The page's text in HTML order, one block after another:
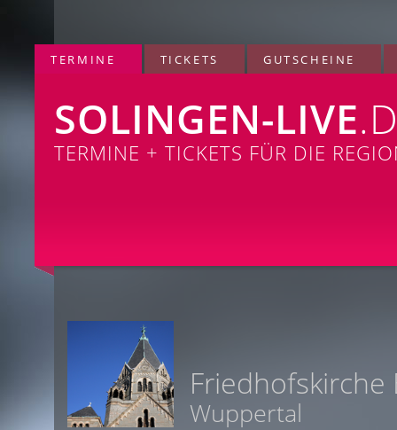
TERMINE TICKETS GUTSCHEINE
SOLINGEN-LIVE
TERMINE + TICKETS FÜR DIE
Friedhofskirche
Wuppertal